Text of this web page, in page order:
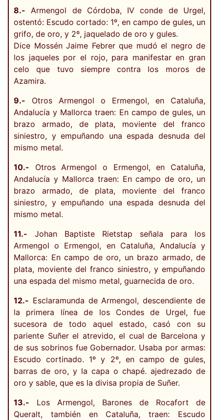
8.- Armengol de Córdoba, IV conde de Urgel,
ostentó: Escudo cortado: 1º, en campo de gules, un
grifo, de oro, y 2º, jaquelado de oro y gules.
Dice Mossén Jaime Febrer que mudó el negro de
los jaqueles por el rojo, para manifestar en gran
celo que tuvo siempre contra los moros de
Azamira.
9.- Otros Armengol o Ermengol, en Cataluña,
Andalucía y Mallorca traen: En campo de gules, un
brazo armado, de plata, moviente del franco
siniestro, y empuñando una espada desnuda del
mismo metal.
10.- Otros Armengol o Ermengol, en Cataluña,
Andalucía y Mallorca traen: En campo de oro, un
brazo armado, de plata, moviente del franco
siniestro, y empuñando una espada desnuda del
mismo metal.
11.- Johan Baptiste Rietstap señala para los
Armengol o Ermengol, en Cataluña, Andalucía y
Mallorca: En campo de oro, un brazo armado, de
plata, moviente del franco siniestro, y empuñando
una espada del mismo metal, guarnecida de oro.
12.- Esclaramunda de Armengol, descendiente de
la primera línea de los Condes de Urgel, fue
sucesora de todo aquel estado, casó con su
pariente Suñer el atrevido, el cual de Barcelona y
de sus sobrinos fue Gobernador. Usaba por armas:
Escudo cortinado. 1º y 2º, en campo de gules,
barras de oro, y la capa o chapé. ajedrezado de
oro y sable, que es la divisa propia de Suñer.
13.- Los Armengol, Barones de Rocafort de
Queralt, también en Cataluña, traen: Escudo